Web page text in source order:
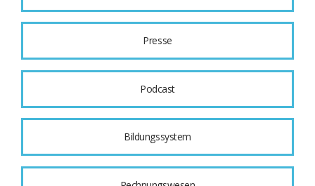
Presse
Podcast
Bildungssystem